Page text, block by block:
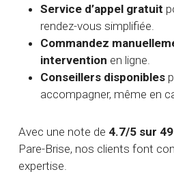
Service d’appel gratuit
rendez-vous simplifiée.
Commandez
intervention en ligne.
Conseillers disponibles
accompagner, même en
Avec une note de 4.7/5 sur
Pare-Brise, nos clients font
expertise.